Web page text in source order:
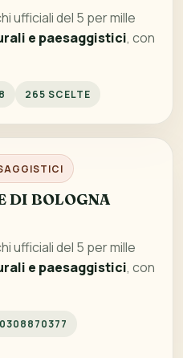
ufficiali del 5 per mille
e paesaggistici, con
265 SCELTE
DI BOLOGNA
ufficiali del 5 per mille
e paesaggistici, con